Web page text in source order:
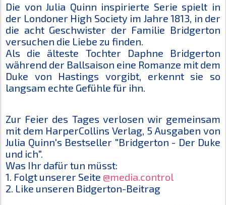
Die von Julia Quinn inspirierte Serie spielt in
der Londoner High Society im Jahre 1813, in der
die acht Geschwister der Familie Bridgerton
versuchen die Liebe zu finden.
Als die älteste Tochter Daphne Bridgerton
während der Ballsaison eine Romanze mit dem
Duke von Hastings vorgibt, erkennt sie so
langsam echte Gefühle für ihn.
Zur Feier des Tages verlosen wir gemeinsam
mit dem HarperCollins Verlag, 5 Ausgaben von
Julia Quinn's Bestseller "Bridgerton - Der Duke
und ich".
Was Ihr dafür tun müsst:
1. Folgt unserer Seite @media.control
2. Like unseren Bidgerton-Beitrag